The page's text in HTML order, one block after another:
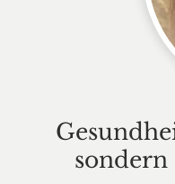
sondern